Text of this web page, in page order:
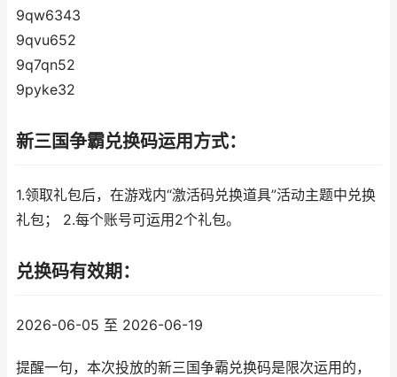
9qw6343
9qvu652
9q7qn52
9pyke32
新三国争霸兑换码运用方式：
1.领取礼包后，在游戏内“激活码兑换道具”活动主题中兑换
礼包； 2.每个账号可运用2个礼包。
兑换码有效期：
2026-06-05 至 2026-06-19
提醒一句，本次投放的新三国争霸兑换码是限次运用的，